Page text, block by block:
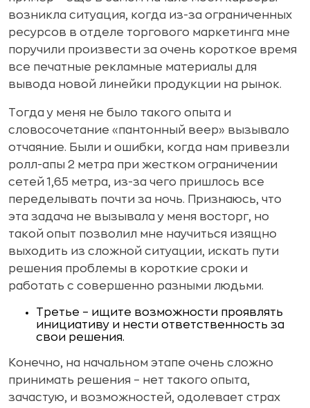
возникла ситуация, когда из-за ограниченных
ресурсов в отделе торгового маркетинга мне
поручили произвести за очень короткое время
все печатные рекламные материалы для
вывода новой линейки продукции на рынок.
Тогда у меня не было такого опыта и
словосочетание «пантонный веер» вызывало
отчаяние. Были и ошибки, когда нам привезли
ролл-апы 2 метра при жестком ограничении
сетей 1,65 метра, из-за чего пришлось все
переделывать почти за ночь. Признаюсь, что
эта задача не вызывала у меня восторг, но
такой опыт позволил мне научиться изящно
выходить из сложной ситуации, искать пути
решения проблемы в короткие сроки и
работать с совершенно разными людьми.
Третье – ищите возможности проявлять
инициативу и нести ответственность за
свои решения.
Конечно, на начальном этапе очень сложно
принимать решения – нет такого опыта,
зачастую, и возможностей, одолевает страх